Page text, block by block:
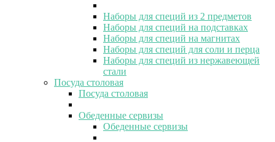
Наборы для специй из 2 предметов
Наборы для специй на подставках
Наборы для специй на магнитах
Наборы для специй для соли и перца
Наборы для специй из нержавеющей
стали
Посуда столовая
Посуда столовая
Обеденные сервизы
Обеденные сервизы